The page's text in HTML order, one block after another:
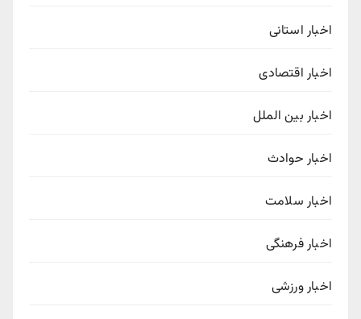
اخبار استانی
اخبار اقتصادی
اخبار بین الملل
اخبار حوادث
اخبار سلامت
اخبار فرهنگی
اخبار ورزشی